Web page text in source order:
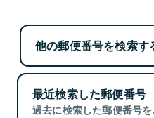
他の郵便番号を検索す
最近検索した郵便番号
過去に検索した郵便番号を